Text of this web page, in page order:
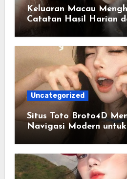
Keluaran Macau
Catatan Hasil Harian
Penyajian yang Lebih
Uncategorized
Situs Toto Broto4D
Navigasi Modern
Informasi Terkini